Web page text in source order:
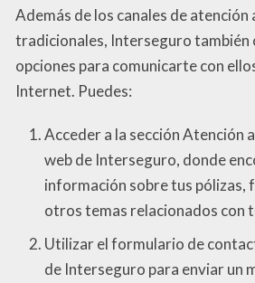
Además de los canales de atención
tradicionales, Interseguro también
opciones para comunicarte con
Internet. Puedes:
Acceder a la sección Atención
web de Interseguro, donde
información sobre tus pólizas,
otros temas relacionados con
Utilizar el formulario de
de Interseguro para enviar un